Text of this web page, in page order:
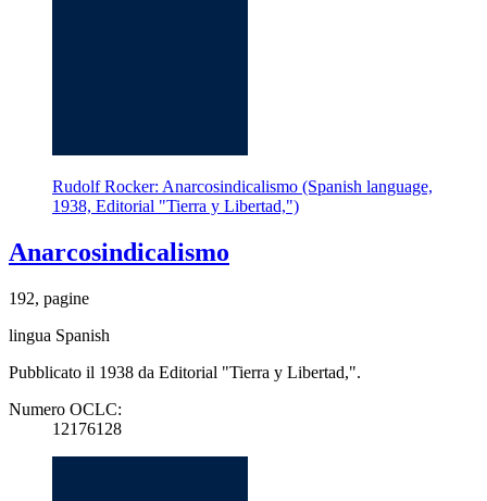
Rudolf Rocker: Anarcosindicalismo (Spanish language,
1938, Editorial "Tierra y Libertad,")
Anarcosindicalismo
192, pagine
lingua Spanish
Pubblicato il 1938 da Editorial "Tierra y Libertad,".
Numero OCLC:
12176128